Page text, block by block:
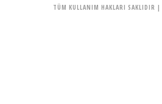
TÜM KULLANIM HAKLARI SAKLIDIR |